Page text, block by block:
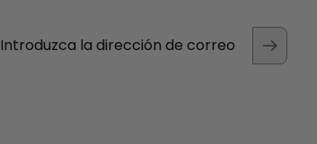
Introduzca la dirección de correo